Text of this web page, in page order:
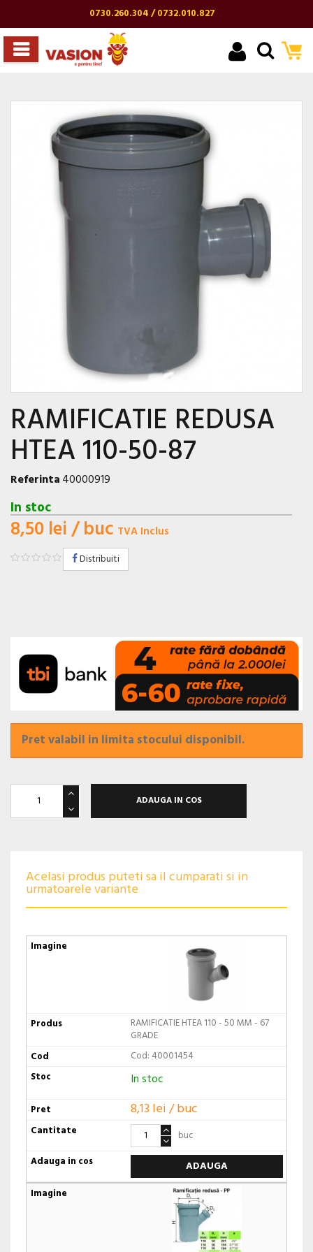
0730.260.304 / 0732.010.827
RAMIFICATIE REDUSA
HTEA 110-50-87
Referinta40000919
In stoc
8,50 lei/ buc TVA Inclus
Distribuiti
Pret valabil in limita stocului disponibil.
ADAUGA IN COS
Acelasi produs puteti sa il cumparati si in
urmatoarele variante
RAMIFICATIE HTEA 110 - 50 MM - 67
GRADE
Cod: 40001454
In stoc
8,13 lei / buc
buc
ADAUGA